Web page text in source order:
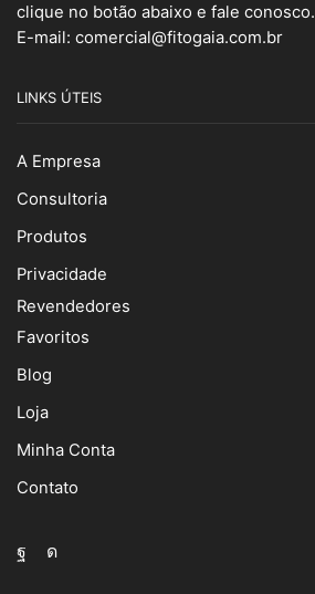
clique no botão abaixo e fale conosco.
E-mail: comercial@fitogaia.com.br
LINKS ÚTEIS
A Empresa
Consultoria
Produtos
Privacidade
Revendedores
Favoritos
Blog
Loja
Minha Conta
Contato
Facebook
Instagram